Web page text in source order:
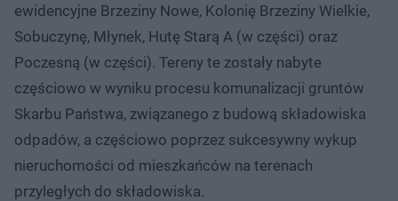
ewidencyjne Brzeziny Nowe, Kolonię Brzeziny Wielkie,
Sobuczynę, Młynek, Hutę Starą A (w części) oraz
Poczesną (w części). Tereny te zostały nabyte
częściowo w wyniku procesu komunalizacji gruntów
Skarbu Państwa, związanego z budową składowiska
odpadów, a częściowo poprzez sukcesywny wykup
nieruchomości od mieszkańców na terenach
przyległych do składowiska.